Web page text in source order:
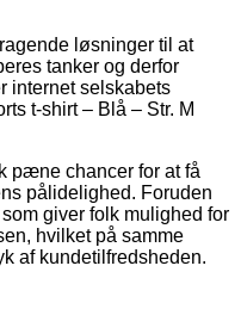
løsninger til at
tanker og derfor
internet selskabets
t-shirt – Blå – Str. M
pæne chancer for at få
pålidelighed. Foruden
giver folk mulighed for
hvilket på samme
af kundetilfredsheden.